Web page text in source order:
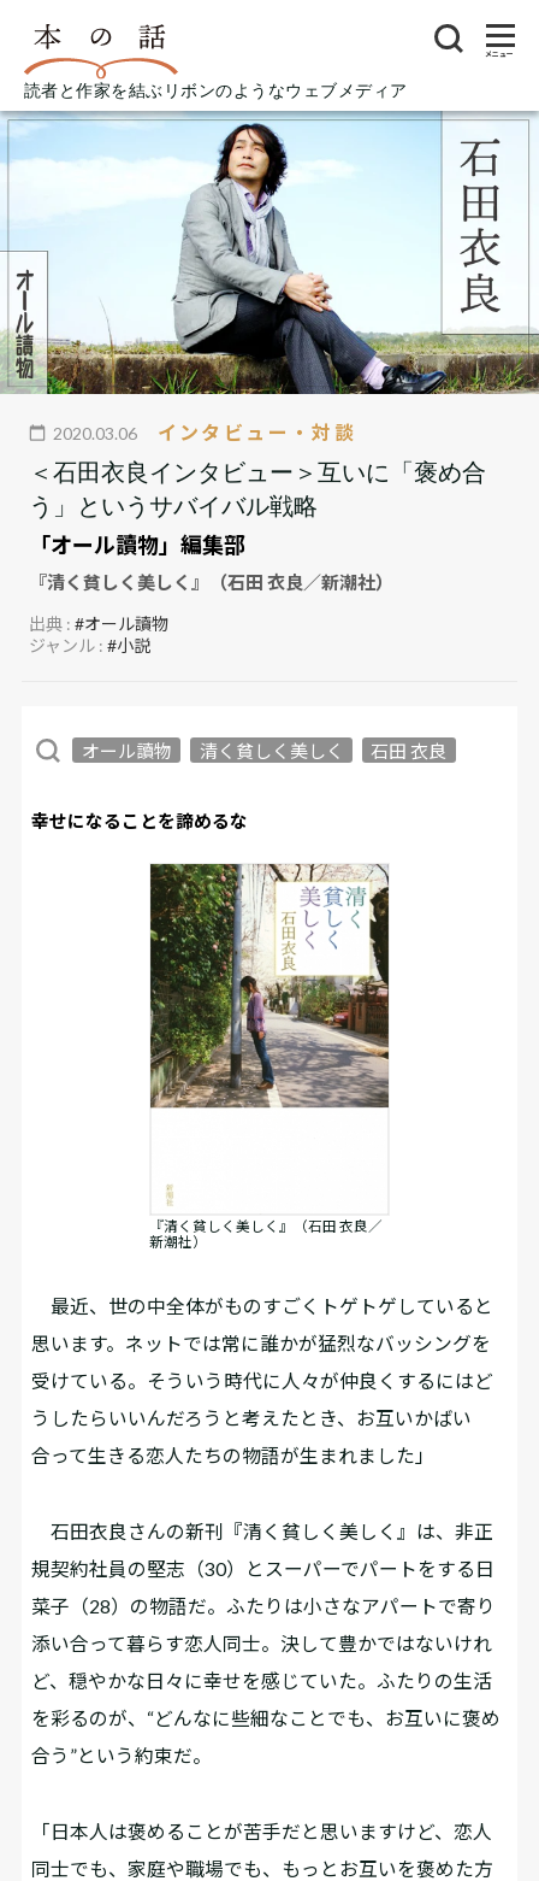
読者と作家を結ぶリボンのようなウェブメディア
メニュー
2020.03.06 インタビュー・対談
＜石田衣良インタビュー＞互いに「褒め合
う」というサバイバル戦略
「オール讀物」編集部
『清く貧しく美しく』（石田 衣良／新潮社）
出典 :#オール讀物
ジャンル :#小説
オール讀物 清く貧しく美しく 石田 衣良
幸せになることを諦めるな
『清く貧しく美しく』（石田 衣良／
新潮社）
最近、世の中全体がものすごくトゲトゲしていると
思います。ネットでは常に誰かが猛烈なバッシングを
受けている。そういう時代に人々が仲良くするにはど
うしたらいいんだろうと考えたとき、お互いかばい
合って生きる恋人たちの物語が生まれました」
石田衣良さんの新刊『清く貧しく美しく』は、非正
規契約社員の堅志（30）とスーパーでパートをする日
菜子（28）の物語だ。ふたりは小さなアパートで寄り
添い合って暮らす恋人同士。決して豊かではないけれ
ど、穏やかな日々に幸せを感じていた。ふたりの生活
を彩るのが、“どんなに些細なことでも、お互いに褒め
合う”という約束だ。
「日本人は褒めることが苦手だと思いますけど、恋人
同士でも、家庭や職場でも、もっとお互いを褒めた方